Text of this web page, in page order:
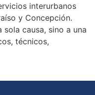
interurbanos
y Concepción.
sola causa, sino a una
técnicos,